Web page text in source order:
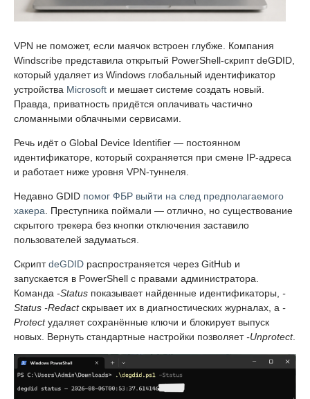
VPN не поможет, если маячок встроен глубже. Компания
Windscribe представила открытый PowerShell-скрипт deGDID,
который удаляет из Windows глобальный идентификатор
устройства Microsoft и мешает системе создать новый.
Правда, приватность придётся оплачивать частично
сломанными облачными сервисами.
Речь идёт о Global Device Identifier — постоянном
идентификаторе, который сохраняется при смене IP-адреса
и работает ниже уровня VPN-туннеля.
Недавно GDID помог ФБР выйти на след предполагаемого
хакера . Преступника поймали — отлично, но существование
скрытого трекера без кнопки отключения заставило
пользователей задуматься.
СкриптdeGDID распространяется через GitHub и
запускается в PowerShell с правами администратора.
Команда -Status показывает найденные идентификаторы, -
Status -Redactскрывает их в диагностических журналах, а -
Protectудаляет сохранённые ключи и блокирует выпуск
новых. Вернуть стандартные настройки позволяет-Unprotect.